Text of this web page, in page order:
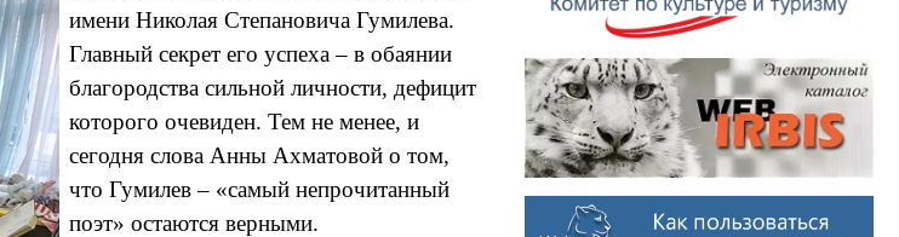
имени Николая Степановича Гумилева.
Главный секрет его успеха – в обаянии
благородства сильной личности, дефицит
которого очевиден. Тем не менее, и
сегодня слова Анны Ахматовой о том,
что Гумилев – «самый непрочитанный
поэт» остаются верными.